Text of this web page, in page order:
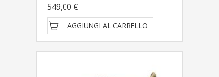
549,00 €
AGGIUNGI AL CARRELLO